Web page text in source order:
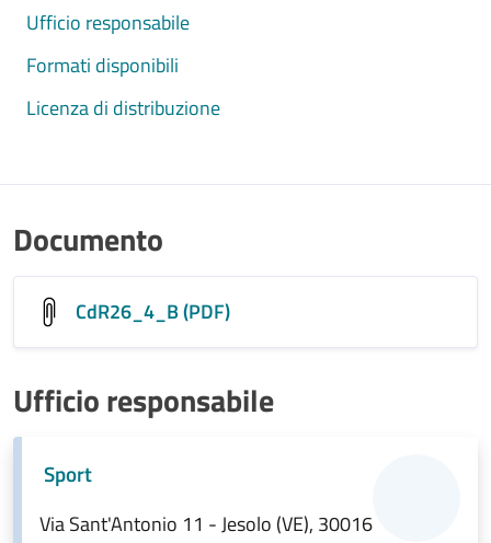
Ufficio responsabile
Formati disponibili
Licenza di distribuzione
Documento
CdR26_4_B (PDF)
Ufficio responsabile
Sport
Via Sant'Antonio 11 - Jesolo (VE), 30016